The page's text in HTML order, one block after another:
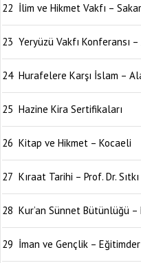
22 İlim ve Hikmet Vakfı –
23 Yeryüzü Vakfı Konferansı
24 Hurafelere Karşı İslam –
25 Hazine Kira Sertifikaları
26 Kitap ve Hikmet – Kocaeli
27 Kıraat Tarihi – Prof. Dr. Sıtkı
28 Kur’an Sünnet Bütünlüğü –
29 İman ve Gençlik –